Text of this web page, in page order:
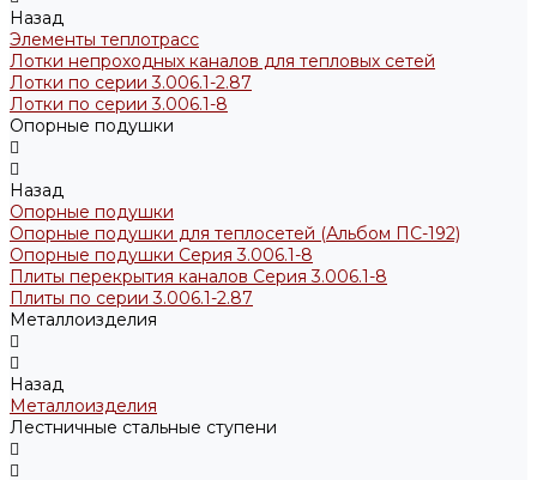
Назад
Элементы теплотрасс
Лотки непроходных каналов для тепловых сетей
Лотки по серии 3.006.1-2.87
Лотки по серии 3.006.1-8
Опорные подушки
Назад
Опорные подушки
Опорные подушки для теплосетей (Альбом ПС-192)
Опорные подушки Серия 3.006.1-8
Плиты перекрытия каналов Серия 3.006.1-8
Плиты по серии 3.006.1-2.87
Металлоизделия
Назад
Металлоизделия
Лестничные стальные ступени